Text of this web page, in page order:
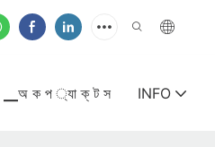
▁অ ক প ্যা ক্ ট স INFO